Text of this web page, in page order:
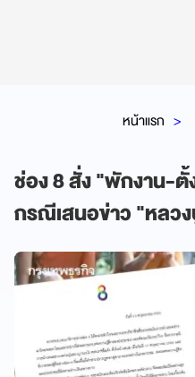
หน้าแรก
ช่อง 8 สั่ง "พักงาน-
กรณีเสนอข่าว "หลว